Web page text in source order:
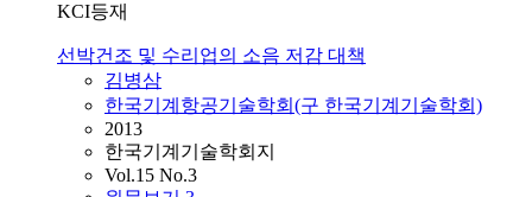
KCI등재
선박건조 및 수리업의 소음 저감 대책
김병삼
한국기계항공기술학회(구 한국기계기술학회)
2013
한국기계기술학회지
Vol.15 No.3